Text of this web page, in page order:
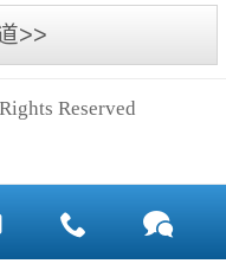
峰会举办的核心
囊括了奥体中
览中心、超高层
地铁上盖物业，
探险岛、宝藏
界和梦幻世界，
。根据迪斯尼官
最多的迪斯尼乐
浦东新区川...
>>
Reserved